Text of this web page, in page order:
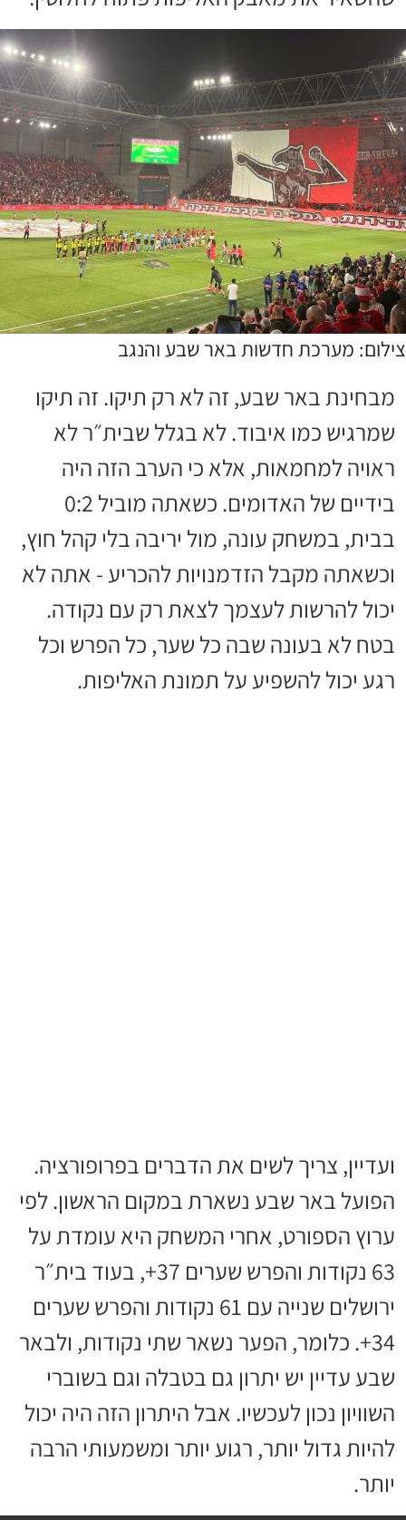
צילום: מערכת חדשות באר שבע והנגב
מבחינת באר שבע, זה לא רק תיקו. זה תיקו
שמרגיש כמו איבוד. לא בגלל שבית״ר לא
ראויה למחמאות, אלא כי הערב הזה היה
בידיים של האדומים. כשאתה מוביל 0:2
בבית, במשחק עונה, מול יריבה בלי קהל חוץ,
וכשאתה מקבל הזדמנויות להכריע - אתה לא
יכול להרשות לעצמך לצאת רק עם נקודה.
בטח לא בעונה שבה כל שער, כל הפרש וכל
רגע יכול להשפיע על תמונת האליפות.
ועדיין, צריך לשים את הדברים בפרופורציה.
הפועל באר שבע נשארת במקום הראשון. לפי
ערוץ הספורט, אחרי המשחק היא עומדת על
63 נקודות והפרש שערים 37+, בעוד בית״ר
ירושלים שנייה עם 61 נקודות והפרש שערים
34+. כלומר, הפער נשאר שתי נקודות, ולבאר
שבע עדיין יש יתרון גם בטבלה וגם בשוברי
השוויון נכון לעכשיו. אבל היתרון הזה היה יכול
להיות גדול יותר, רגוע יותר ומשמעותי הרבה
יותר.